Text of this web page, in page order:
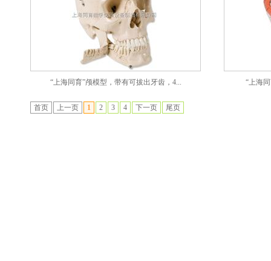
“上海同育”颅模型，带有可拔出牙齿，4... “上海
首页 上一页 1 2 3 4 下一页 尾页